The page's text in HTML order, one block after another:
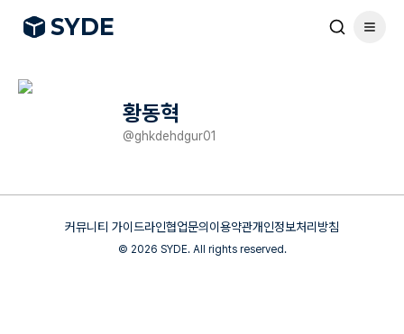
SYDE
황동혁
@ghkdehdgur01
커뮤니티 가이드라인협업문의 이용약관개인정보처리방침
© 2026 SYDE. All rights reserved.